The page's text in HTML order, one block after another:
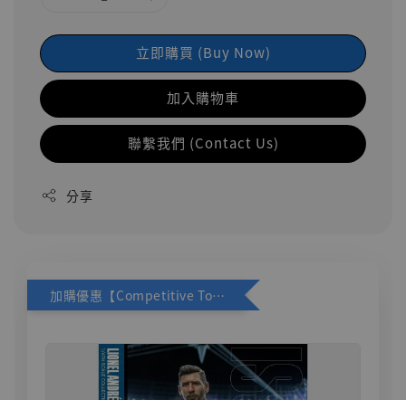
立即購買 (Buy Now)
加入購物車
聯繫我們 (Contact Us)
分享
加購優惠【Competitive Toys 梅西 [CM001]】